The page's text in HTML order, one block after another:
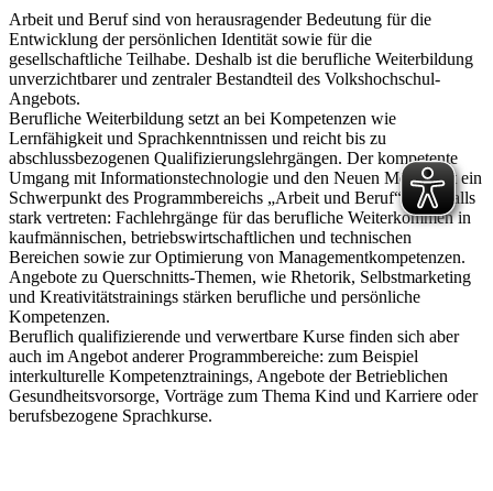
Arbeit und Beruf sind von herausragender Bedeutung für die
Entwicklung der persönlichen Identität sowie für die
gesellschaftliche Teilhabe. Deshalb ist die berufliche Weiterbildung
unverzichtbarer und zentraler Bestandteil des Volkshochschul-
Angebots.
Berufliche Weiterbildung setzt an bei Kompetenzen wie
Lernfähigkeit und Sprachkenntnissen und reicht bis zu
abschlussbezogenen Qualifizierungslehrgängen. Der kompetente
Umgang mit Informationstechnologie und den Neuen Medien ist ein
Schwerpunkt des Programmbereichs „Arbeit und Beruf“. Ebenfalls
stark vertreten: Fachlehrgänge für das berufliche Weiterkommen in
kaufmännischen, betriebswirtschaftlichen und technischen
Bereichen sowie zur Optimierung von Managementkompetenzen.
Angebote zu Querschnitts-Themen, wie Rhetorik, Selbstmarketing
und Kreativitätstrainings stärken berufliche und persönliche
Kompetenzen.
Beruflich qualifizierende und verwertbare Kurse finden sich aber
auch im Angebot anderer Programmbereiche: zum Beispiel
interkulturelle Kompetenztrainings, Angebote der Betrieblichen
Gesundheitsvorsorge, Vorträge zum Thema Kind und Karriere oder
berufsbezogene Sprachkurse.